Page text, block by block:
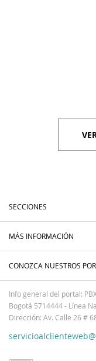
SECCIONES
MÁS INFORMACIÓN
CONOZCA NUESTROS
Info general del portal:
Bogotá 5714444 - Línea
Dirección: Av. Calle 26 #